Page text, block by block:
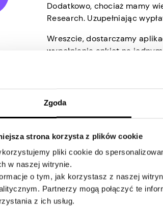
Zgoda
strona korzysta z plików cookie
pliki cookie do
w naszej witrynie.
o tym, jak korzystasz z naszej
Partnerzy mogą połączyć te
z ich usług.
Dodatkowo, chociaż mamy
Research. Uzupełniając
Wreszcie, dostarczamy
wypełniania ankiet na
IleCzy możesz
zależą od ilości ruchu (w
działa w sieci